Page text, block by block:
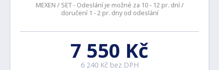
MEXEN / SET - Odeslání je možné za 10 - 12 pr. dní /
doručení 1 - 2 pr. dny od odeslání
7 550 Kč
6 240 Kč bez DPH